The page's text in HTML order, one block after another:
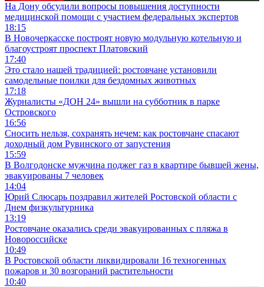
На Дону обсудили вопросы повышения доступности
медицинской помощи с участием федеральных экспертов
18:15
В Новочеркасске построят новую модульную котельную и
благоустроят проспект Платовский
17:40
Это стало нашей традицией: ростовчане установили
самодельные поилки для бездомных животных
17:18
Журналисты «ДОН 24» вышли на субботник в парке
Островского
16:56
Сносить нельзя, сохранять нечем: как ростовчане спасают
доходный дом Рувинского от запустения
15:59
В Волгодонске мужчина поджег газ в квартире бывшей жены,
эвакуированы 7 человек
14:04
Юрий Слюсарь поздравил жителей Ростовской области с
Днем физкультурника
13:19
Ростовчане оказались среди эвакуированных с пляжа в
Новороссийске
10:49
В Ростовской области ликвидировали 16 техногенных
пожаров и 30 возгораний растительности
10:40